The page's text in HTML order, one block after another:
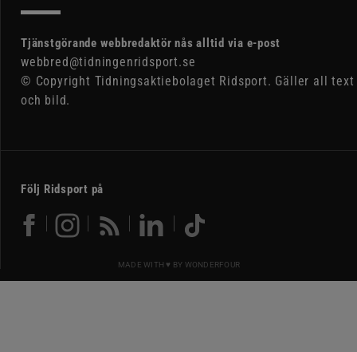
Tjänstgörande webbredaktör nås alltid via e-post
webbred@tidningenridsport.se
© Copyright Tidningsaktiebolaget Ridsport. Gäller all text
och bild.
Följ Ridsport på
MADE WITH ♥ BY WONDERFOUR